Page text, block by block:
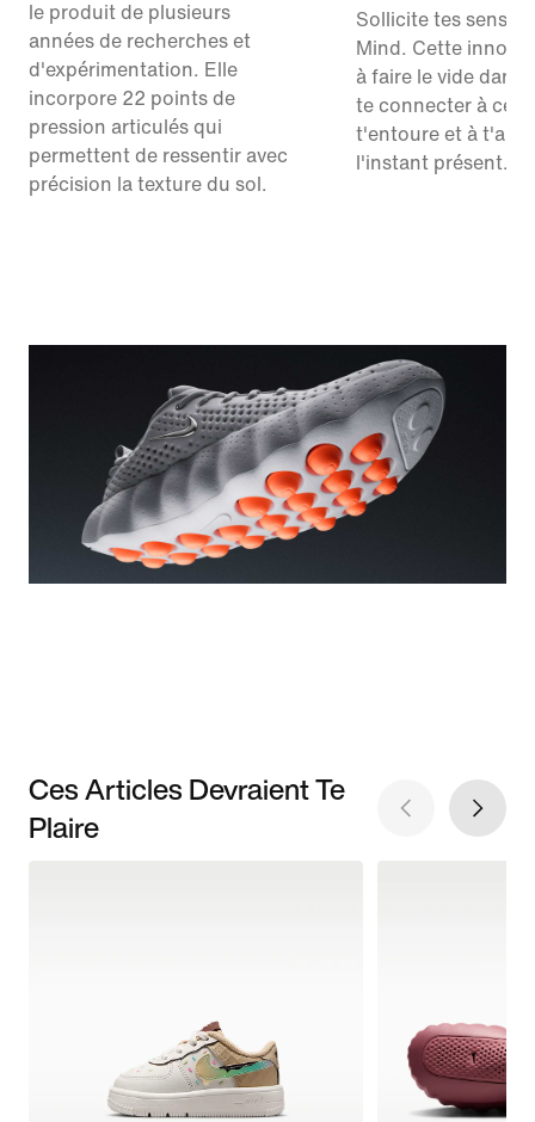
le produit de plusieurs
années de recherches et
d'expérimentation. Elle
incorpore 22 points de
pression articulés qui
permettent de ressentir avec
précision la texture du sol.
Sollicite tes sens
Mind. Cette
à faire le vide dans
te connecter à ce
t'entoure et à
l'instant présent.
Ces Articles Devraient Te
Plaire